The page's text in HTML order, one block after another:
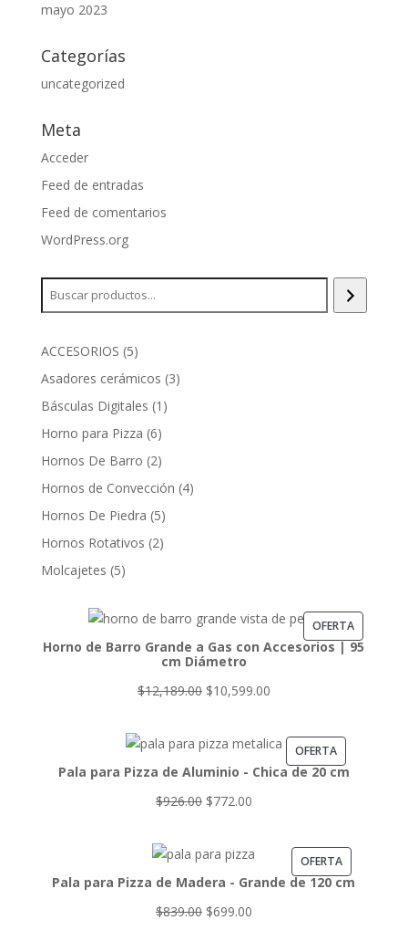
mayo 2023
Categorías
uncategorized
Meta
Acceder
Feed de entradas
Feed de comentarios
WordPress.org
Buscar
ACCESORIOS 55
productos
Asadores cerámicos 33
Básculas Digitales 1 1
Horno para Pizza 66
productos
Hornos De Barro 22
productos
Hornos de Convección 44
Hornos De Piedra 55
productos
Hornos Rotativos 22
Molcajetes 55
OFERTA
EN
Horno de Barro Grande a Gas con Accesorios | 95
cm Diámetro
$12,189.00 El
era:
$12,189.00.
$10,599.00El
es:
$10,599.00.
OFERTAPRODUCTO
EN
Pala para Pizza de Aluminio - Chica de 20 cm
$926.00 El
era:
$926.00.
$772.00El
es:
$772.00.
OFERTAPRODUCTO
EN
Pala para Pizza de Madera - Grande de 120 cm
$839.00 El
$699.00El